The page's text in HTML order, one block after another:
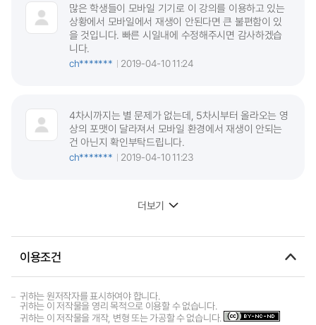
많은 학생들이 모바일 기기로 이 강의를 이용하고 있는
상황에서 모바일에서 재생이 안된다면 큰 불편함이 있
을 것입니다. 빠른 시일내에 수정해주시면 감사하겠습
니다.
ch*******
2019-04-10 11:24
4차시까지는 별 문제가 없는데, 5차시부터 올라오는 영
상의 포맷이 달라져서 모바일 환경에서 재생이 안되는
건 아닌지 확인부탁드립니다.
ch*******
2019-04-10 11:23
더보기
이용조건
귀하는 원저작자를 표시하여야 합니다.
귀하는 이 저작물을 영리 목적으로 이용할 수 없습니다.
귀하는 이 저작물을 개작, 변형 또는 가공할 수 없습니다.